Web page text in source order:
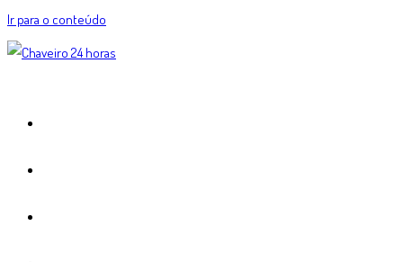
Ir para o conteúdo